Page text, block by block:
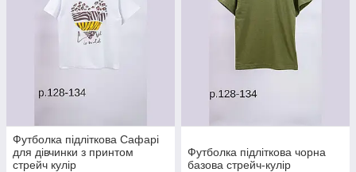
Футболка підліткова Сафарі
для дівчинки з принтом
стрейч кулір
Футболка підліткова чорна
базова стрейч-кулір